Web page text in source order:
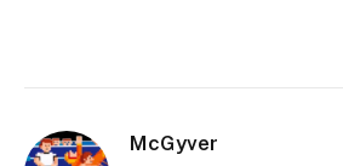
McGyver